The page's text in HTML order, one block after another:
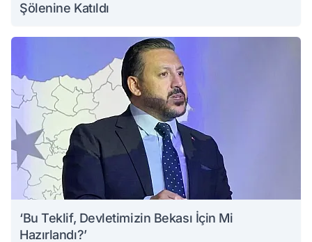
Şölenine Katıldı
‘Bu Teklif, Devletimizin Bekası İçin Mi
Hazırlandı?’